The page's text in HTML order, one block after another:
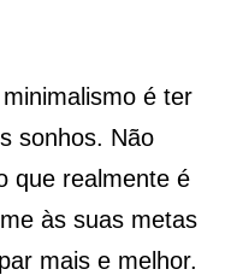
é ter
sonhos. Não
que realmente é
às suas metas
mais e melhor.